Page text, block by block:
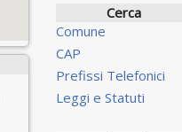
Cerca
Comune
CAP
Prefissi Telefonici
Leggi e Statuti